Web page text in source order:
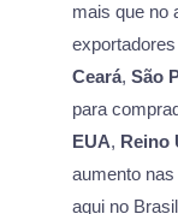
mais que no
Ceará, São
para
EUA, Reino
aumento
aqui no